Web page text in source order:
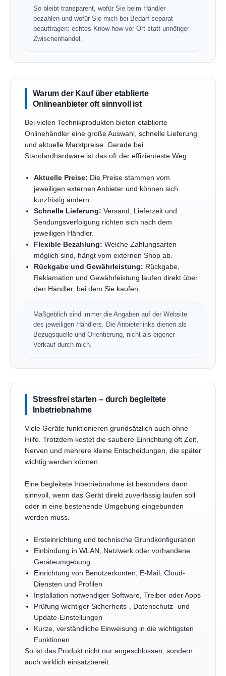
So bleibt transparent, wofür Sie beim Händler
bezahlen und wofür Sie mich bei Bedarf separat
beauftragen: echtes Know-how vor Ort statt unnötiger
Zwischenhandel.
Warum der Kauf über etablierte
Onlineanbieter oft sinnvoll ist
Bei vielen Technikprodukten bieten etablierte
Onlinehändler eine große Auswahl, schnelle Lieferung
und aktuelle Marktpreise. Gerade bei
Standardhardware ist das oft der effizienteste Weg.
Aktuelle Preise: Die Preise stammen vom
jeweiligen externen Anbieter und können sich
kurzfristig ändern.
Schnelle Lieferung: Versand, Lieferzeit und
Sendungsverfolgung richten sich nach dem
jeweiligen Händler.
Flexible Bezahlung: Welche Zahlungsarten
möglich sind, hängt vom externen Shop ab.
Rückgabe und Gewährleistung: Rückgabe,
Reklamation und Gewährleistung laufen direkt über
den Händler, bei dem Sie kaufen.
Maßgeblich sind immer die Angaben auf der Website
des jeweiligen Händlers. Die Anbieterlinks dienen als
Bezugsquelle und Orientierung, nicht als eigener
Verkauf durch mich.
Stressfrei starten – durch begleitete
Inbetriebnahme
Viele Geräte funktionieren grundsätzlich auch ohne
Hilfe. Trotzdem kostet die saubere Einrichtung oft Zeit,
Nerven und mehrere kleine Entscheidungen, die später
wichtig werden können.
Eine begleitete Inbetriebnahme ist besonders dann
sinnvoll, wenn das Gerät direkt zuverlässig laufen soll
oder in eine bestehende Umgebung eingebunden
werden muss.
Ersteinrichtung und technische Grundkonfiguration
Einbindung in WLAN, Netzwerk oder vorhandene
Geräteumgebung
Einrichtung von Benutzerkonten, E-Mail, Cloud-
Diensten und Profilen
Installation notwendiger Software, Treiber oder Apps
Prüfung wichtiger Sicherheits-, Datenschutz- und
Update-Einstellungen
Kurze, verständliche Einweisung in die wichtigsten
Funktionen
So ist das Produkt nicht nur angeschlossen, sondern
auch wirklich einsatzbereit.